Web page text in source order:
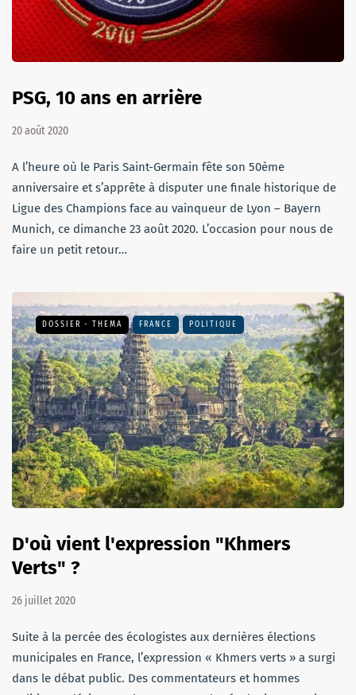
PSG, 10 ans en arrière
20 août 2020
A l’heure où le Paris Saint-Germain fête son 50ème
anniversaire et s’apprête à disputer une finale historique de
Ligue des Champions face au vainqueur de Lyon – Bayern
Munich, ce dimanche 23 août 2020. L’occasion pour nous de
faire un petit retour…
DOSSIER - THEMA FRANCE POLITIQUE
D'où vient l'expression "Khmers
Verts" ?
26 juillet 2020
Suite à la percée des écologistes aux dernières élections
municipales en France, l’expression « Khmers verts » a surgi
dans le débat public. Des commentateurs et hommes